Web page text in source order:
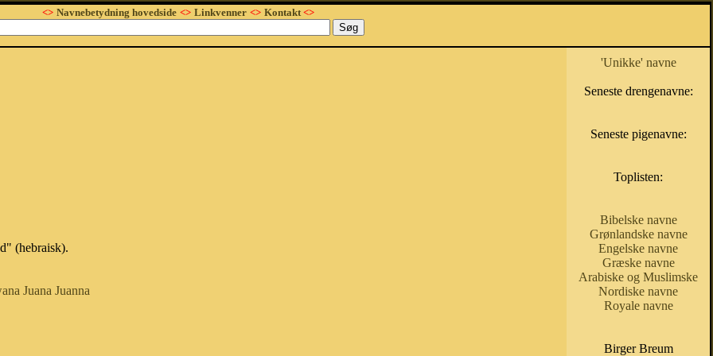
<> Navnebetydning hovedside <> Linkvenner <> Kontakt<>
(hebraisk).
Juana Juanna
'Unikke' navne
Seneste drengenavne:
Seneste pigenavne:
Toplisten:
Bibelske navne
Grønlandske navne
Engelske navne
Græske navne
Arabiske og Muslimske
Nordiske navne
Royale navne
Birger Breum